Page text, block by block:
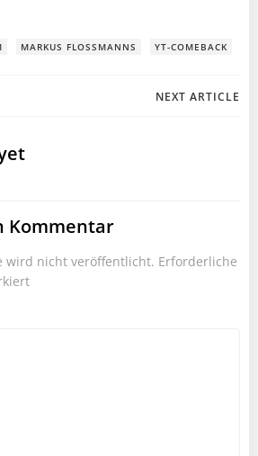
MARKUS FLOSSMANNS YT-COMEBACK
NEXT ARTICLE
Kommentar
wird nicht veröffentlicht. Erforderliche